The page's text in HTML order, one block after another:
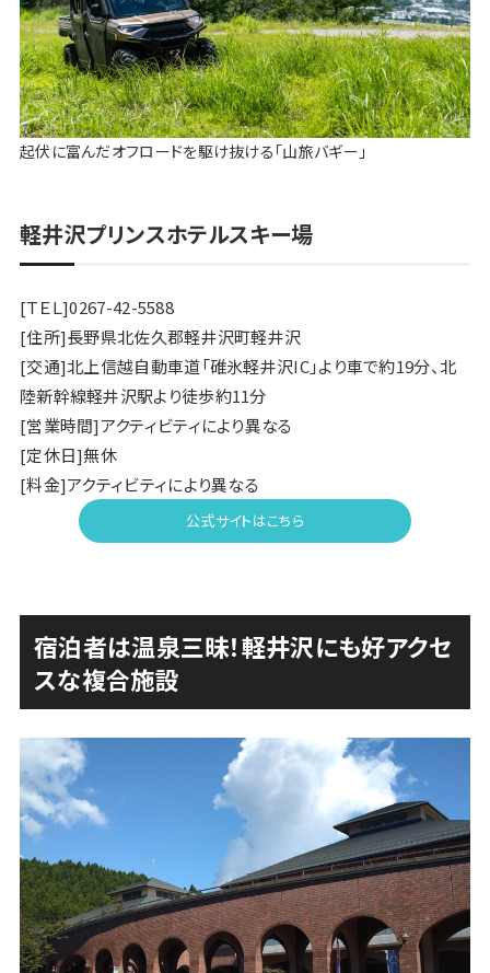
起伏に富んだオフロードを駆け抜ける「山旅バギー」
軽井沢プリンスホテルスキー場
[ＴＥＬ]0267-42-5588
[住所]長野県北佐久郡軽井沢町軽井沢
[交通]北上信越自動車道「碓氷軽井沢IC」より車で約19分、北
陸新幹線軽井沢駅より徒歩約11分
[営業時間]アクティビティにより異なる
[定休日]無休
[料金]アクティビティにより異なる
公式サイトはこちら
宿泊者は温泉三昧！軽井沢にも好アクセ
スな複合施設